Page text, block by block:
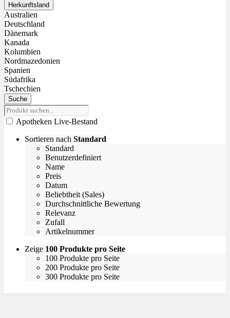
Herkunftsland
Australien
Deutschland
Dänemark
Kanada
Kolumbien
Nordmazedonien
Spanien
Südafrika
Tschechien
Suche
Apotheken Live-Bestand
Sortieren nach Standard
Standard
Benutzerdefiniert
Name
Preis
Datum
Beliebtheit (Sales)
Durchschnittliche Bewertung
Relevanz
Zufall
Artikelnummer
Zeige 100 Produkte pro Seite
100 Produkte pro Seite
200 Produkte pro Seite
300 Produkte pro Seite